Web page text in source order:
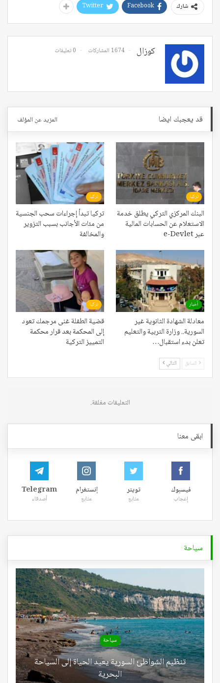
شارك Facebook
Twitter
كوزال 1674 المشاركات 0 تعليقات
قد يعجبك ايضا المزيد عن المؤلف
تركيا
البنك المركزي التركي يطلق خدمة
الاستعلام عن الحسابات المالية
عبر e-Devlet
تركيا
تركيا تبدأ إجراءات سحب الجنسية
من مئات الأجانب بسبب التزوير
والمخالفة
أخبار
معادلة الشهادة الثانوية غير
السورية.. وزارة التربية والتعليم
تعلن بدء استقبال…
تركيا
قضية الطفلة غنى مرجمك تعود
إلى المحكمة بعد قرار محكمة
التمييز التركية
السابق التالي
التعليقات مغلقة.
ابقى معنا
فيسبوك
إعجاب
تويتر
متابع
إنستغرام
متابع
Telegram
أصدقاء
سياحة
سياحة
تنظيم الشواطئ السورية يعيد الحياة إلى السياحة
البحرية